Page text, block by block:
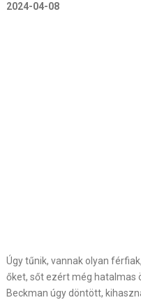
2024-04-08
Úgy tűnik, vannak olyan
őket, sőt ezért még hatalmas
Beckman úgy döntött,